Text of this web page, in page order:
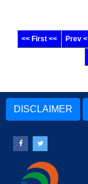
<< First << Prev <
DISCLAIMER